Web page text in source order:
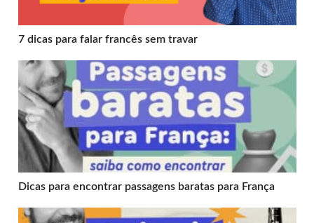
7 dicas para falar francês sem travar
Dicas para encontrar passagens baratas para França
Dicas para encontrar passagens baratas para França
Aula de francês: guia básico de sobrevivência